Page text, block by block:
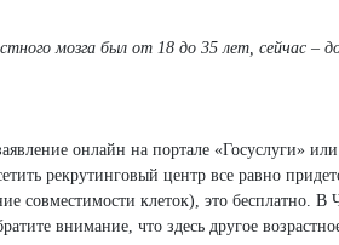
мозга был от 18 до 35 лет, сейчас –
онлайн на портале «Госуслуги»
рекрутинговый центр все равно
совместимости клеток), это бесплатно. В
внимание, что здесь другое